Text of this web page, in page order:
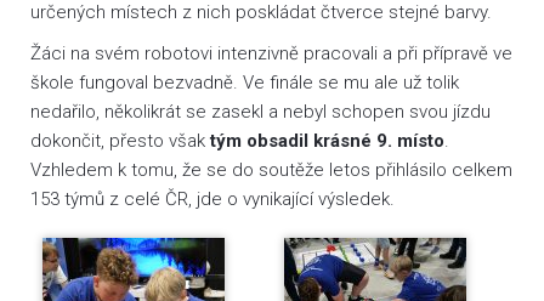
určených místech z nich poskládat čtverce stejné barvy.
Žáci na svém robotovi intenzivně pracovali a při přípravě ve
škole fungoval bezvadně. Ve finále se mu ale už tolik
nedařilo, několikrát se zasekl a nebyl schopen svou jízdu
dokončit, přesto všaktým obsadil krásné 9. místo.
Vzhledem k tomu, že se do soutěže letos přihlásilo celkem
153 týmů z celé ČR, jde o vynikající výsledek.